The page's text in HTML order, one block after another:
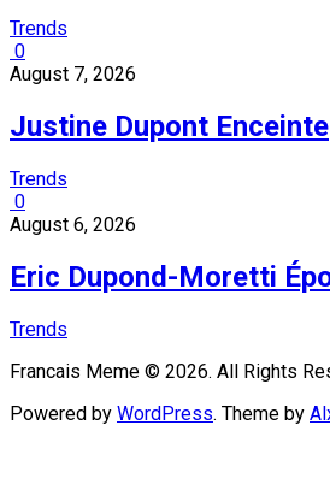
Trends
0
August 7, 2026
Justine Dupont Enceinte
Trends
0
August 6, 2026
Eric Dupond-Moretti
Trends
Francais Meme © 2026. All Rights
Powered by WordPress. Theme by